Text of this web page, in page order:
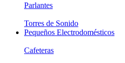
Parlantes
Torres de Sonido
Pequeños Electrodomésticos
Cafeteras